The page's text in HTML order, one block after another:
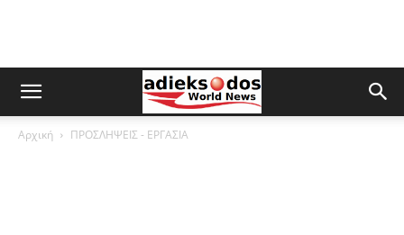
Αρχική ΠΡΟΣΛΗΨΕΙΣ - ΕΡΓΑΣΙΑ